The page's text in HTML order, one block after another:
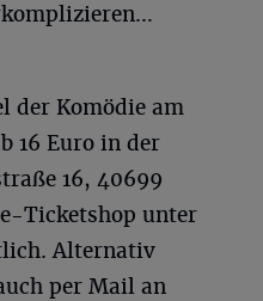
der Komödie am
16 Euro in der
16, 40699
Ticketshop unter
Alternativ
per Mail an